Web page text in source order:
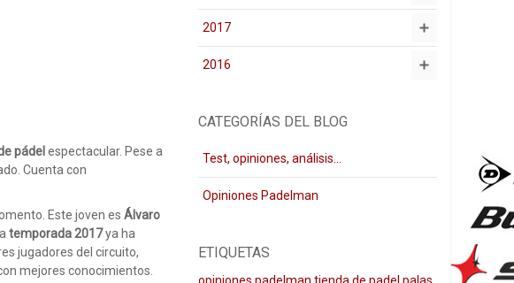
pádel espectacular. Pese a
Cuenta con
Este joven es Álvaro
temporada 2017ya ha
jugadores del circuito,
mejores conocimientos.
2017
2016
CATEGORÍAS DEL BLOG
Test, opiniones, análisis...
Opiniones Padelman
ETIQUETAS